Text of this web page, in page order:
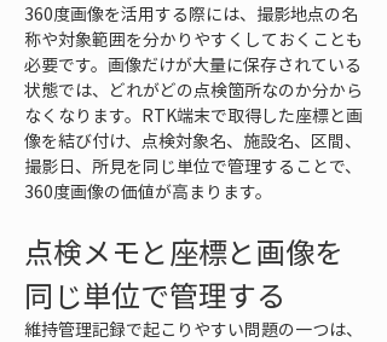
360度画像を活用する際には、撮影地点の名
称や対象範囲を分かりやすくしておくことも
必要です。画像だけが大量に保存されている
状態では、どれがどの点検箇所なのか分から
なくなります。RTK端末で取得した座標と画
像を結び付け、点検対象名、施設名、区間、
撮影日、所見を同じ単位で管理することで、
360度画像の価値が高まります。
点検メモと座標と画像を
同じ単位で管理する
維持管理記録で起こりやすい問題の一つは、